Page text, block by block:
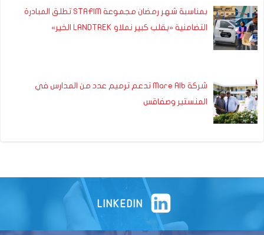
بمناسبة شهر رمضان مجموعة STAFIM تطلق المبادرة
التضامنية «بقلب كبير نملاو LANDTREK الخير»
شركة Mare Alb تدعم ترميم عدد من المدارس في
المنستير وصفاقس
LINKEDIN